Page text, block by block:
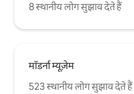
8 स्थानीय लोग सुझाव देते हैं
मॉडर्ना म्यूज़ेम
523 स्थानीय लोग सुझाव देते हैं